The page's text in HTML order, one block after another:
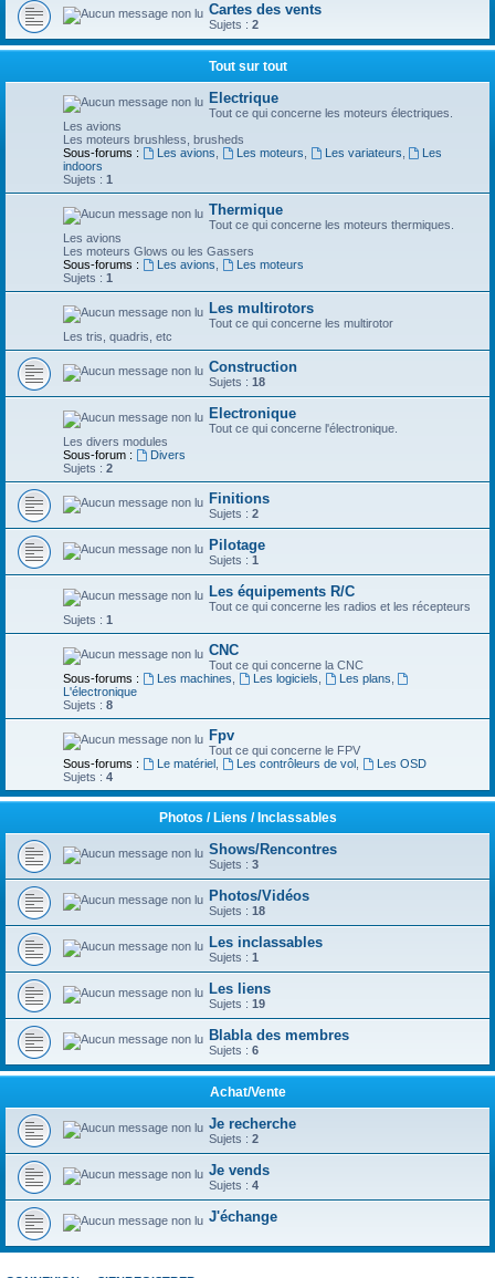
Cartes des vents
Sujets : 2
Tout sur tout
Electrique
Tout ce qui concerne les moteurs électriques.
Les avions
Les moteurs brushless, brusheds
Sous-forums :
Les avions Les moteurs Les variateurs
Les
indoors
Sujets : 1
Thermique
Tout ce qui concerne les moteurs thermiques.
Les avions
Les moteurs Glows ou les Gassers
Sous-forums :
Les avions
Les moteurs
Sujets : 1
Les multirotors
Tout ce qui concerne les multirotor
Les tris, quadris, etc
Construction
Sujets : 18
Electronique
Tout ce qui concerne l'électronique.
Les divers modules
Sous-forum :
Divers
Sujets : 2
Finitions
Sujets : 2
Pilotage
Sujets : 1
Les équipements R/C
Tout ce qui concerne les radios et les récepteurs
Sujets : 1
CNC
Tout ce qui concerne la CNC
Sous-forums :
Les machines Les logiciels Les plans
L'électronique
Sujets : 8
Fpv
Tout ce qui concerne le FPV
Sous-forums :
Le matériel, Les contrôleurs de vol,
Les OSD
Sujets : 4
Photos / Liens / Inclassables
Shows/Rencontres
Sujets : 3
Photos/Vidéos
Sujets : 18
Les inclassables
Sujets : 1
Les liens
Sujets : 19
Blabla des membres
Sujets : 6
Achat/Vente
Je recherche
Sujets : 2
Je vends
Sujets : 4
J'échange